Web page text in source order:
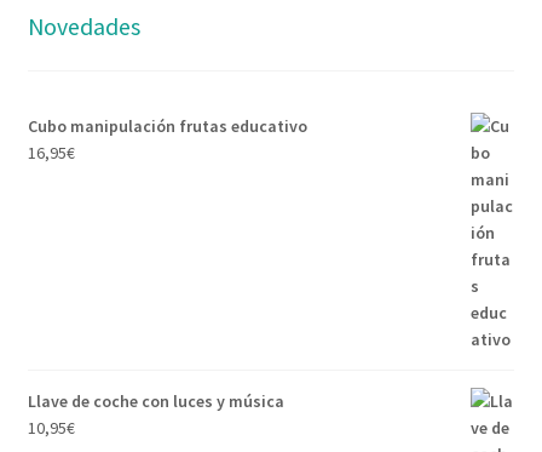
Novedades
Cubo manipulación frutas educativo
16,95€
Llave de coche con luces y música
10,95€